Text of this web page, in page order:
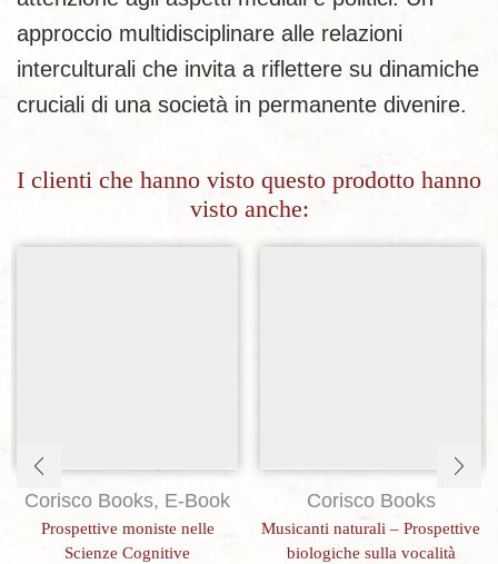
approccio multidisciplinare alle relazioni
interculturali che invita a riflettere su dinamiche
cruciali di una società in permanente divenire.
I clienti che hanno visto questo prodotto hanno
visto anche:
Corisco Books, E-Book
Prospettive moniste nelle
Scienze Cognitive
Corisco Books
Musicanti naturali – Prospettive
biologiche sulla vocalità